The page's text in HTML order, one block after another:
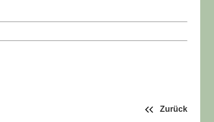
Zurück